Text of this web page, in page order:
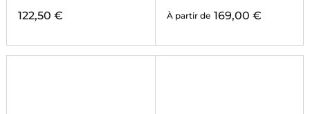
122,50 € À partir de 169,00 €